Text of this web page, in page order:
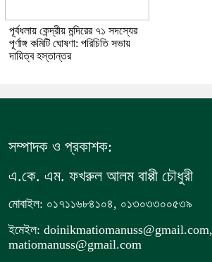
পূর্বধলায় কেন্দ্রীয় মন্দিরের ৭১ সদস্যের
পূর্ণাঙ্গ কমিটি ঘোষণা: পরিচিতি সভায়
দায়িত্ব হস্তান্তর
সম্পাদক ও প্রকাশক:
এ.কে. এম. ফখরুল আলম বাপ্পী চৌধুরী
মোবাইল: ০১৭১১৬৮৪১০৪, ০১৩০৩৩০০৫৩৯
ইমেইল: doinikmatiomanuss@gmail.com,
matiomanuss@gmail.com